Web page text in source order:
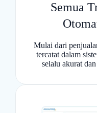
Semua
Mulai dari
tercatat dalam
selalu akurat